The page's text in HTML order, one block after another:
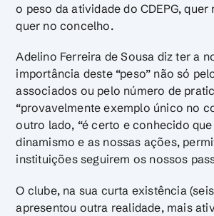
o peso da atividade do CDEPG, quer
quer no concelho.
Adelino Ferreira de Sousa diz ter a
importância deste “peso” não só
associados ou pelo número de
“provavelmente exemplo único no
outro lado, “é certo e conhecido
dinamismo e as nossas ações,
instituições seguirem os nossos
O clube, na sua curta existência
apresentou outra realidade, mais